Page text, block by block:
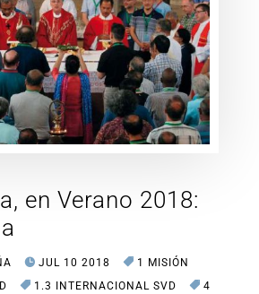
en Verano 2018:
JUL 10 2018
1 MISIÓN
1.3 INTERNACIONAL SVD
4